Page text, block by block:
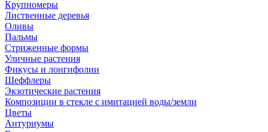
Крупномеры
Лиственные деревья
Оливы
Пальмы
Стриженные формы
Уличные растения
Фикусы и лонгифолии
Шеффлеры
Экзотические растения
Композиции в стекле с имитацией воды/земли
Цветы
Антуриумы